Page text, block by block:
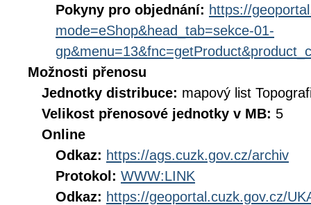
Pokyny pro objednání: https://
mode=eShop&head_tab=sekce-01-
Možnosti přenosu
Jednotky distribuce: mapový list
Velikost přenosové jednotky v MB: 5
Online
Odkaz: https://ags.cuzk.gov.cz/archiv
Protokol: WWW:LINK
Odkaz: https://geoportal.cuzk.gov.cz/